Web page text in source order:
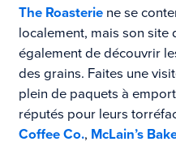
The Roasteriene se
localement, mais son
également de découvrir
des grains. Faites une
plein de paquets à
réputés pour leurs
Coffee Co., McLain’s